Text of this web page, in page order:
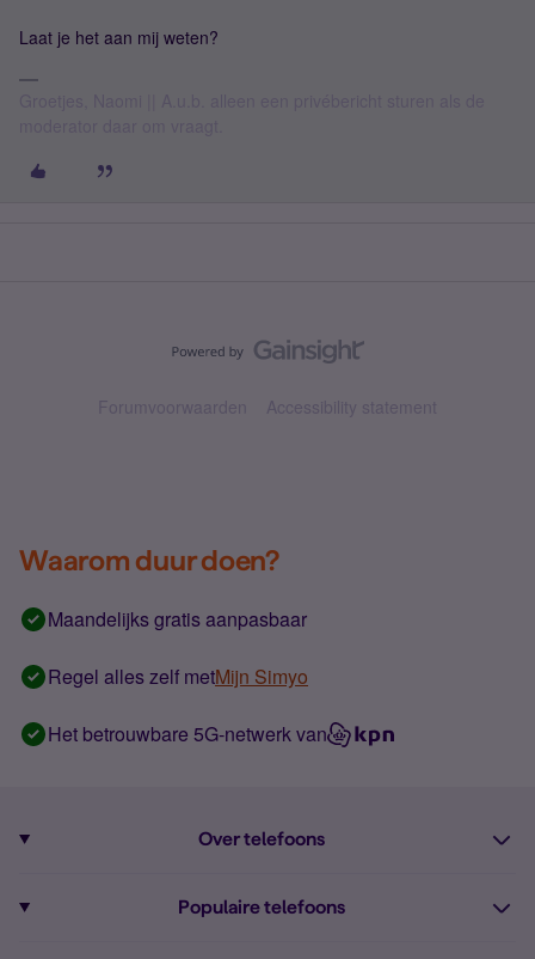
Laat je het aan mij weten?
Forumvoorwaarden Accessibility statement
Waarom duur doen?
Maandelijks gratis aanpasbaar
Regel alles zelf metMijn Simyo
Het betrouwbare 5G-netwerk van
Over telefoons
Populaire telefoons